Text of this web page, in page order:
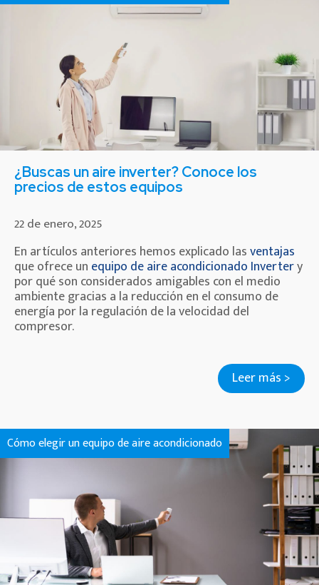
¿Buscas un aire inverter? Conoce los
precios de estos equipos
22 de enero, 2025
En artículos anteriores hemos explicado lasventajas
que ofrece un equipo de aire acondicionado Invertery
por qué son considerados amigables con el medio
ambiente gracias a la reducción en el consumo de
energía por la regulación de la velocidad del
compresor.
Leer más >
Cómo elegir un equipo de aire acondicionado